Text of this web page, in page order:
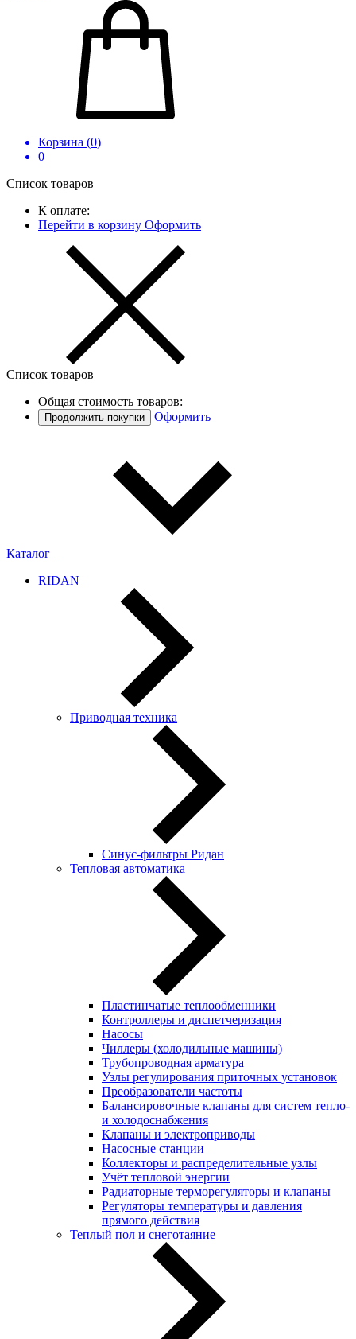
Корзина (0)
0
Список товаров
К оплате:
Перейти в корзину Оформить
Список товаров
Общая стоимость товаров:
Продолжить покупки Оформить
Каталог
RIDAN
Приводная техника
Синус-фильтры Ридан
Тепловая автоматика
Пластинчатые теплообменники
Контроллеры и диспетчеризация
Насосы
Чиллеры (холодильные машины)
Трубопроводная арматура
Узлы регулирования приточных установок
Преобразователи частоты
Балансировочные клапаны для систем тепло-
и холодоснабжения
Клапаны и электроприводы
Насосные станции
Коллекторы и распределительные узлы
Учёт тепловой энергии
Радиаторные терморегуляторы и клапаны
Регуляторы температуры и давления
прямого действия
Теплый пол и снеготаяние